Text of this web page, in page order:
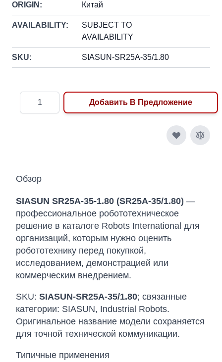
ORIGIN: Китай
AVAILABILITY:
SUBJECT TO
AVAILABILITY
SKU: SIASUN-SR25A-35/1.80
Добавить В Предложение
Обзор
SIASUN SR25A-35-1.80 (SR25A-35/1.80) —
профессиональное робототехническое
решение в каталоге Robots International для
организаций, которым нужно оценить
робототехнику перед покупкой,
исследованием, демонстрацией или
коммерческим внедрением.
SKU: SIASUN-SR25A-35/1.80; связанные
категории: SIASUN, Industrial Robots.
Оригинальное название модели сохраняется
для точной технической коммуникации.
Типичные применения